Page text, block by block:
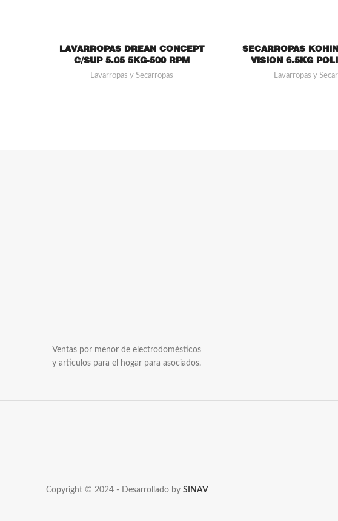
LAVARROPAS DREAN CONCEPT
C/SUP 5.05 5KG-500 RPM
Lavarropas y Secarropas
SECARROPAS
VISION 6.5KG
Lavarropas y
Ventas por menor de electrodomésticos
y artículos para el hogar para asociados.
Copyright © 2024 - Desarrollado by SINAV